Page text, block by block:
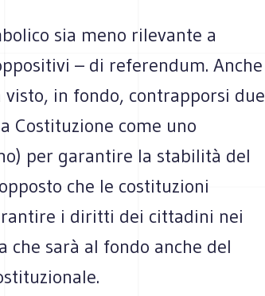
sia meno rilevante a
– di referendum. Anche
in fondo, contrapporsi due
Costituzione come uno
per garantire la stabilità del
che le costituzioni
i diritti dei cittadini nei
sarà al fondo anche del